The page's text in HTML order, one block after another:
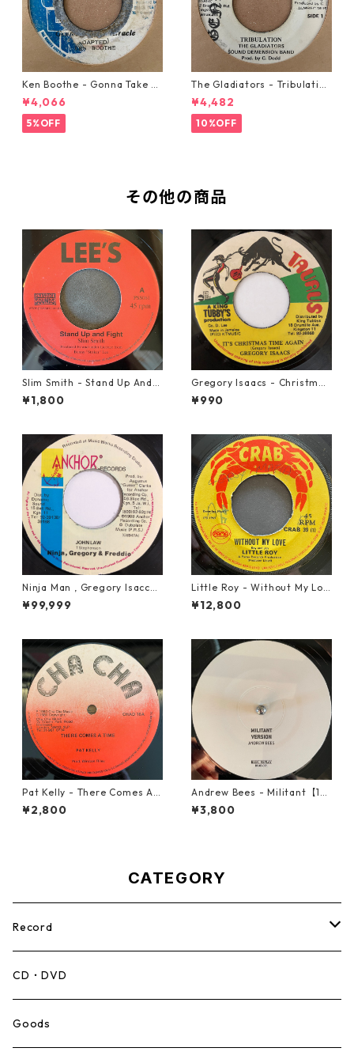
Ken Boothe - Gonna Take A
Miracle【7-21362】
¥4,066
5%OFF
The Gladiators - Tribulation
【7-21365】
¥4,482
10%OFF
その他の商品
Slim Smith - Stand Up And F
ight 【7-21832】
¥1,800
Gregory Isaacs - Christmas
Time Once Again【7-2058
9】
¥990
Ninja Man , Gregory Isaccs
& Freddie Mcgregor - John
Low【7-20010】
¥99,999
Little Roy - Without My Lov
e【7-21990】
¥12,800
Pat Kelly - There Comes A T
ime【12-50057】
¥2,800
Andrew Bees ‎- Militant【12-
50066】
¥3,800
CATEGORY
Record
Mento,Calypso,Ballad
Ska
CD・DVD
Goods